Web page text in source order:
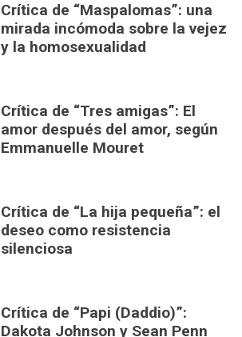
Crítica de “Maspalomas”: una
mirada incómoda sobre la vejez
y la homosexualidad
Crítica de “Tres amigas”: El
amor después del amor, según
Emmanuelle Mouret
Crítica de “La hija pequeña”: el
deseo como resistencia
silenciosa
Crítica de “Papi (Daddio)”:
Dakota Johnson y Sean Penn